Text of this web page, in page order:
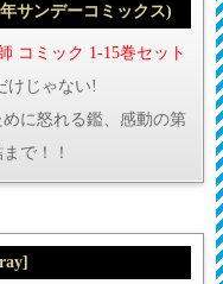
サンデーコミックス)
コミック 1-15巻セット
けじゃない!
に怒れる鑑、感動の第
で！！